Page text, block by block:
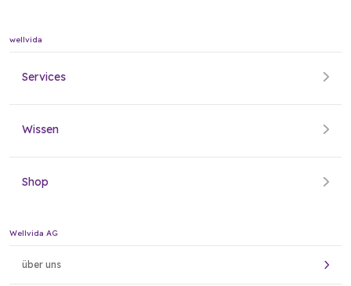
wellvida
Services
Wissen
Shop
Wellvida AG
über uns